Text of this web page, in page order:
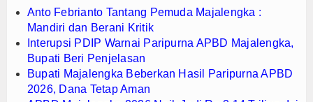
Anto Febrianto Tantang Pemuda Majalengka :
Mandiri dan Berani Kritik
Interupsi PDIP Warnai Paripurna APBD Majalengka,
Bupati Beri Penjelasan
Bupati Majalengka Beberkan Hasil Paripurna APBD
2026, Dana Tetap Aman